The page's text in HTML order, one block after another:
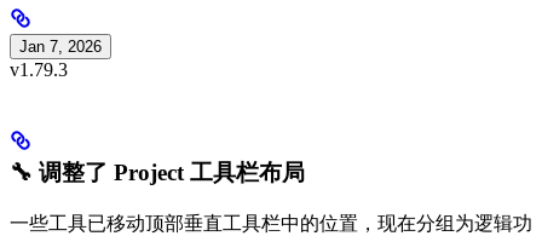
Jan 7, 2026
v1.79.3
🔧 调整了 Project 工具栏布局
一些工具已移动顶部垂直工具栏中的位置，现在分组为逻辑功